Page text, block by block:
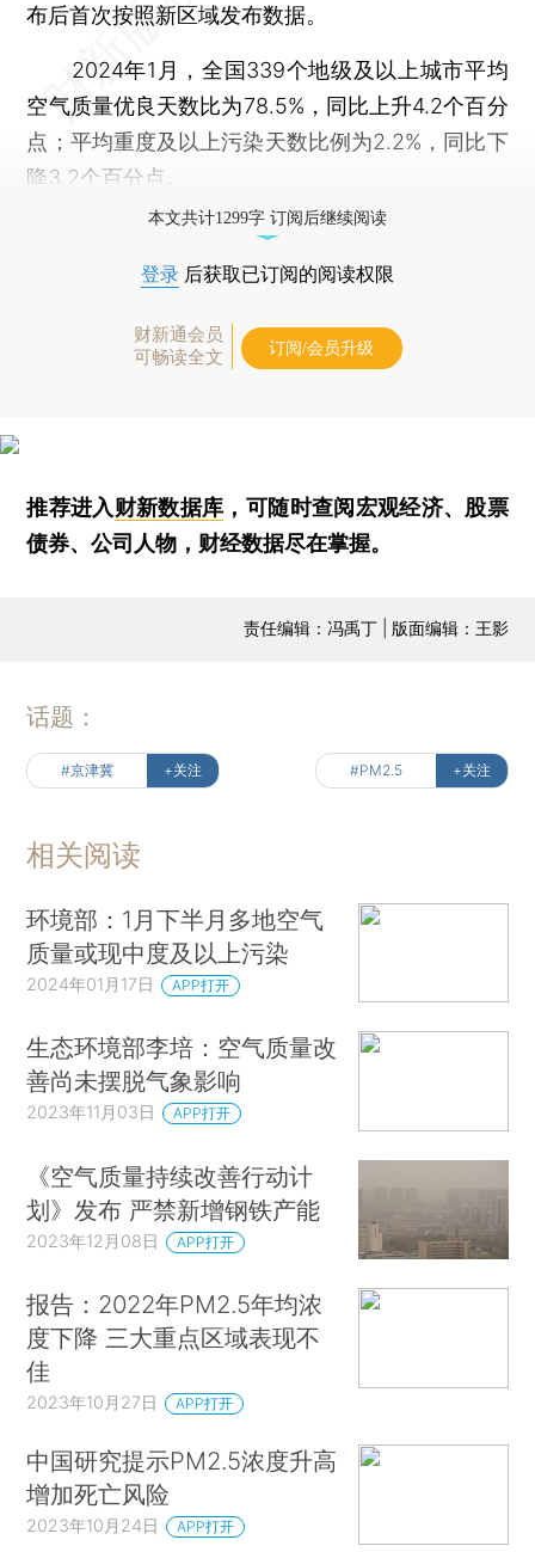
布后首次按照新区域发布数据。
2024年1月，全国339个地级及以上城市平均
空气质量优良天数比为78.5%，同比上升4.2个百分
点；平均重度及以上污染天数比例为2.2%，同比下
降3.2个百分点。
本文共计1299字 订阅后继续阅读
登录 后获取已订阅的阅读权限
财新通会员
可畅读全文
订阅/会员升级
推荐进入财新数据库 ，可随时查阅宏观经济、股票
债券、公司人物，财经数据尽在掌握。
责任编辑：冯禹丁 | 版面编辑：王影
话题：
#京津冀 +关注 #PM2.5 +关注
相关阅读
环境部：1月下半月多地空气
质量或现中度及以上污染
2024年01月17日 APP打开
生态环境部李培：空气质量改
善尚未摆脱气象影响
2023年11月03日 APP打开
《空气质量持续改善行动计
划》发布 严禁新增钢铁产能
2023年12月08日 APP打开
报告：2022年PM2.5年均浓
度下降 三大重点区域表现不
佳
2023年10月27日 APP打开
中国研究提示PM2.5浓度升高
增加死亡风险
2023年10月24日 APP打开